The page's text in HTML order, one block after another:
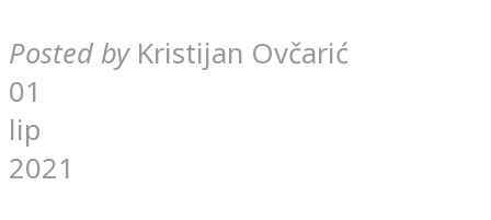
Posted by Kristijan Ovčarić
01
lip
2021